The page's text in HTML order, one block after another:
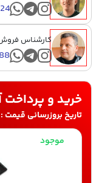
کارشناس
خرید و پرداخت
تاریخ بروزرسانی قیمت : 17 مرداد 1910
موجود